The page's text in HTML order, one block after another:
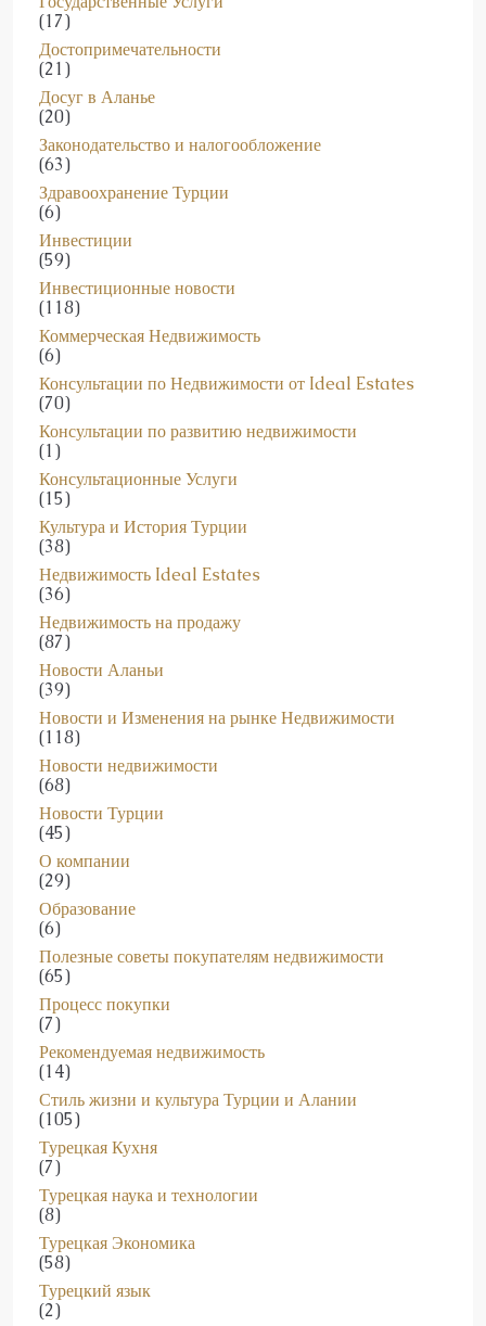
(17)
Достопримечательности
(21)
Досуг в Аланье
(20)
Законодательство и налогообложение
(63)
Здравоохранение Турции
(6)
Инвестиции
(59)
Инвестиционные новости
(118)
Коммерческая Недвижимость
(6)
Консультации по Недвижимости от Ideal Estates
(70)
Консультации по развитию недвижимости
(1)
Консультационные Услуги
(15)
Культура и История Турции
(38)
Недвижимость Ideal Estates
(36)
Недвижимость на продажу
(87)
Новости Аланьи
(39)
Новости и Изменения на рынке Недвижимости
(118)
Новости недвижимости
(68)
Новости Турции
(45)
О компании
(29)
Образование
(6)
Полезные советы покупателям недвижимости
(65)
Процесс покупки
(7)
Рекомендуемая недвижимость
(14)
Стиль жизни и культура Турции и Алании
(105)
Турецкая Кухня
(7)
Турецкая наука и технологии
(8)
Турецкая Экономика
(58)
Турецкий язык
(2)